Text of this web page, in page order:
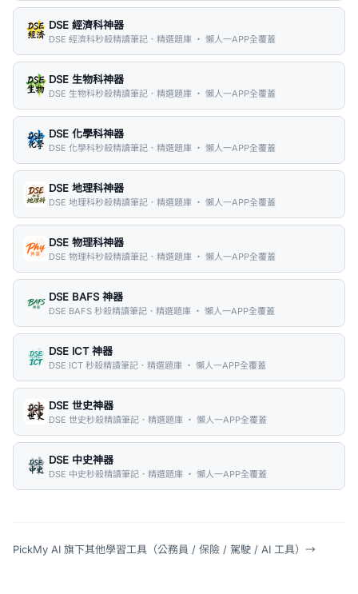
DSE 經濟科神器
DSE 經濟科秒殺精讀筆記．精選題庫 ・ 懶人一APP全覆蓋
DSE 生物科神器
DSE 生物科秒殺精讀筆記．精選題庫 ・ 懶人一APP全覆蓋
DSE 化學科神器
DSE 化學科秒殺精讀筆記．精選題庫 ・ 懶人一APP全覆蓋
DSE 地理科神器
DSE 地理科秒殺精讀筆記．精選題庫 ・ 懶人一APP全覆蓋
DSE 物理科神器
DSE 物理科秒殺精讀筆記．精選題庫 ・ 懶人一APP全覆蓋
DSE BAFS 神器
DSE BAFS 秒殺精讀筆記．精選題庫 ・ 懶人一APP全覆蓋
DSE ICT 神器
DSE ICT 秒殺精讀筆記．精選題庫 ・ 懶人一APP全覆蓋
DSE 世史神器
DSE 世史秒殺精讀筆記．精選題庫 ・ 懶人一APP全覆蓋
DSE 中史神器
DSE 中史秒殺精讀筆記．精選題庫 ・ 懶人一APP全覆蓋
PickMy AI 旗下其他學習工具（公務員 / 保險 / 駕駛 / AI 工具） →